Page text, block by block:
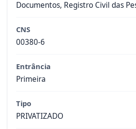
Documentos, Registro Civil das
CNS
00380-6
Entrância
Primeira
Tipo
PRIVATIZADO